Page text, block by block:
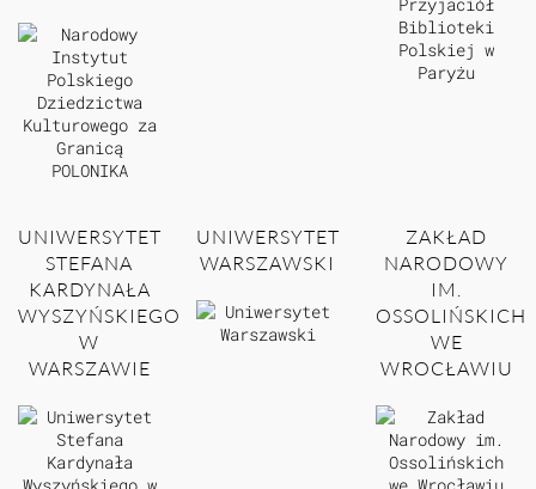
UNIWERSYTET
STEFANA
KARDYNAŁA
WYSZYŃSKIEGO
W
WARSZAWIE
UNIWERSYTET
WARSZAWSKI
ZAKŁAD
NARODOWY
IM.
OSSOLIŃSKICH
WE
WROCŁAWIU